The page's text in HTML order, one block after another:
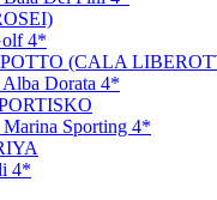
4*
(CALA
Dorata 4*
Sporting 4*
4*